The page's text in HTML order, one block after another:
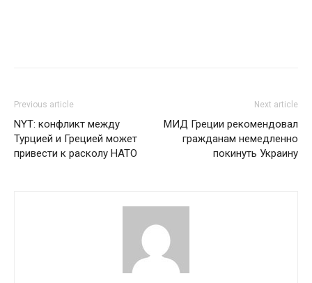
Previous article
NYT: конфликт между
Турцией и Грецией может
привести к расколу НАТО
Next article
МИД Греции рекомендовал
гражданам немедленно
покинуть Украину